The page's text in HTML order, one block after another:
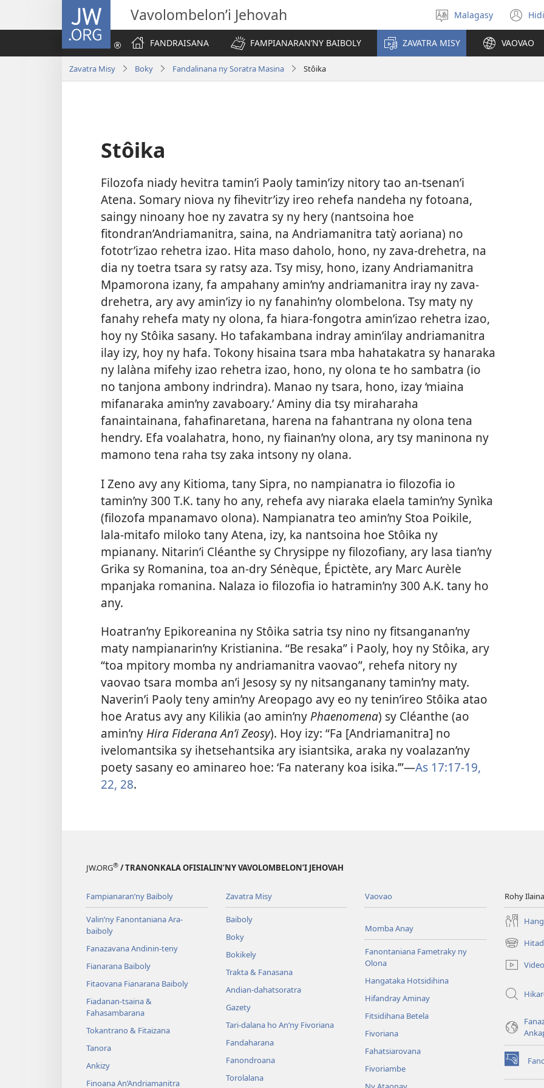
JW.ORG Vavolombelon’i Jehovah
Hifidy
fiteny
Malagasy
FANDRAISANA
FAMPIANARAN’NY BAIBOLY ZAVATRA MISY VAOVAO
Zavatra Misy Boky Fandalinana ny Soratra Masina Stôika
Stôika
Filozofa niady hevitra tamin’i Paoly tamin’izy nitory tao an-tsenan’i
Atena. Somary niova ny fihevitr’izy ireo rehefa nandeha ny fotoana,
saingy ninoany hoe ny zavatra sy ny hery (nantsoina hoe
fitondran’Andriamanitra, saina, na Andriamanitra tatỳ aoriana) no
fototr’izao rehetra izao. Hita maso daholo, hono, ny zava-drehetra, na
dia ny toetra tsara sy ratsy aza. Tsy misy, hono, izany Andriamanitra
Mpamorona izany, fa ampahany amin’ny andriamanitra iray ny zava-
drehetra, ary avy amin’izy io ny fanahin’ny olombelona. Tsy maty ny
fanahy rehefa maty ny olona, fa hiara-fongotra amin’izao rehetra izao,
hoy ny Stôika sasany. Ho tafakambana indray amin’ilay andriamanitra
ilay izy, hoy ny hafa. Tokony hisaina tsara mba hahatakatra sy hanaraka
ny lalàna mifehy izao rehetra izao, hono, ny olona te ho sambatra (io
no tanjona ambony indrindra). Manao ny tsara, hono, izay ‘miaina
mifanaraka amin’ny zavaboary.’ Aminy dia tsy miraharaha
fanaintainana, fahafinaretana, harena na fahantrana ny olona tena
hendry. Efa voalahatra, hono, ny fiainan’ny olona, ary tsy maninona ny
mamono tena raha tsy zaka intsony ny olana.
I Zeno avy any Kitioma, tany Sipra, no nampianatra io filozofia io
tamin’ny 300 T.K. tany ho any, rehefa avy niaraka elaela tamin’ny Synìka
(filozofa mpanamavo olona). Nampianatra teo amin’ny Stoa Poikile,
lala-mitafo miloko tany Atena, izy, ka nantsoina hoe Stôika ny
mpianany. Nitarin’i Cléanthe sy Chrysippe ny filozofiany, ary lasa tian’ny
Grika sy Romanina, toa an-dry Sénèque, Épictète, ary Marc Aurèle
mpanjaka romanina. Nalaza io filozofia io hatramin’ny 300 A.K. tany ho
any.
Hoatran’ny Epikoreanina ny Stôika satria tsy nino ny fitsanganan’ny
maty nampianarin’ny Kristianina. “Be resaka” i Paoly, hoy ny Stôika, ary
“toa mpitory momba ny andriamanitra vaovao”, rehefa nitory ny
vaovao tsara momba an’i Jesosy sy ny nitsanganany tamin’ny maty.
Naverin’i Paoly teny amin’ny Areopago avy eo ny tenin’ireo Stôika atao
hoe Aratus avy any Kilikia (ao amin’nyPhaenomena) sy Cléanthe (ao
amin’ny Hira Fiderana An’i Zeosy). Hoy izy: “Fa [Andriamanitra] no
ivelomantsika sy ihetsehantsika ary isiantsika, araka ny voalazan’ny
poety sasany eo aminareo hoe: ‘Fa naterany koa isika.’”​—As 17:17-19,
22, 28.
JW.ORG® / TRANONKALA OFISIALIN’NY VAVOLOMBELON’I JEHOVAH
Fampianaran’ny Baiboly
Valin’ny Fanontaniana Ara-
baiboly
Fanazavana Andinin-teny
Fianarana Baiboly
Fitaovana Fianarana Baiboly
Fiadanan-tsaina &
Fahasambarana
Tokantrano & Fitaizana
Tanora
Ankizy
Finoana An’Andriamanitra
Zavatra Misy
Baiboly
Boky
Bokikely
Trakta & Fanasana
Andian-dahatsoratra
Gazety
Tari-dalana ho An’ny Fivoriana
Fandaharana
Fanondroana
Torolalana
Vaovao
Momba Anay
Fanontaniana Fametraky ny
Olona
Hangataka Hotsidihina
Hifandray Aminay
Fitsidihana Betela
Fivoriana
Fahatsiarovana
Fivoriambe
Rohy Ilaina
rohy) Video
rohy)